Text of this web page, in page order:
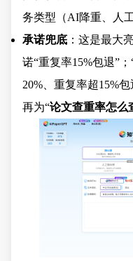
务类型（AI降重、人
承诺兜底 ：这是最大
诺“重复率15%包退”
20%、重复率超15%
再为“论文查重率怎么